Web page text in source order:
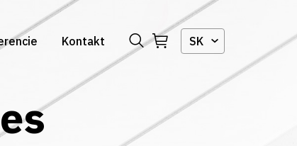
Kontakt SK